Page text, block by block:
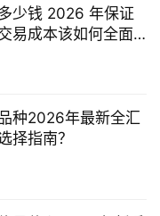
少钱 2026 年保证
易成本该如何全面
种2026年最新全汇
择指南？